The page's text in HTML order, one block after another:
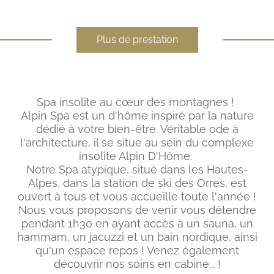
Plus de prestation
Spa insolite au cœur des montagnes !
Alpin Spa est un d'hôme inspiré par la nature
dédié à votre bien-être. Véritable ode à
l'architecture, il se situe au sein du complexe
insolite Alpin D'Hôme.
Notre Spa atypique, situé dans les Hautes-
Alpes, dans la station de ski des Orres, est
ouvert à tous et vous accueille toute l'année !
Nous vous proposons de venir vous détendre
pendant 1h30 en ayant accès à un sauna, un
hammam, un jacuzzi et un bain nordique, ainsi
qu'un espace repos ! Venez également
découvrir nos soins en cabine... !